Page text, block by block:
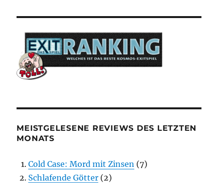
MEISTGELESENE REVIEWS DES LETZTEN
MONATS
Cold Case: Mord mit Zinsen (7)
Schlafende Götter (2)